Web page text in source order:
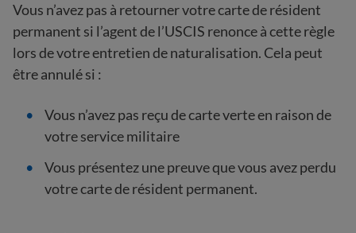
Vous n’avez pas à retourner votre carte de résident
permanent si l’agent de l’USCIS renonce à cette règle
lors de votre entretien de naturalisation. Cela peut
être annulé si :
Vous n’avez pas reçu de carte verte en raison de
votre service militaire
Vous présentez une preuve que vous avez perdu
votre carte de résident permanent.